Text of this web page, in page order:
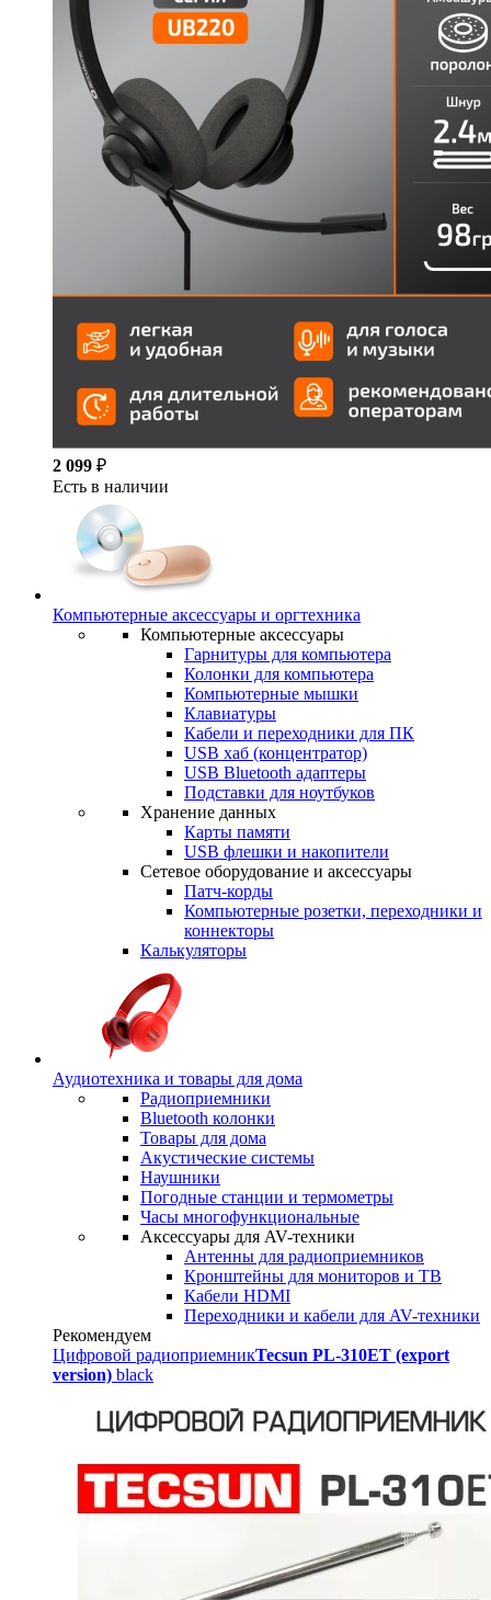
2 099 ₽
Есть в наличии
Компьютерные аксессуары и оргтехника
Компьютерные аксессуары
Гарнитуры для компьютера
Колонки для компьютера
Компьютерные мышки
Клавиатуры
Кабели и переходники для ПК
USB хаб (концентратор)
USB Bluetooth адаптеры
Подставки для ноутбуков
Хранение данных
Карты памяти
USB флешки и накопители
Сетевое оборудование и аксессуары
Патч-корды
Компьютерные розетки, переходники и
коннекторы
Калькуляторы
Аудиотехника и товары для дома
Радиоприемники
Bluetooth колонки
Товары для дома
Акустические системы
Наушники
Погодные станции и термометры
Часы многофункциональные
Аксессуары для AV-техники
Антенны для радиоприемников
Кронштейны для мониторов и ТВ
Кабели HDMI
Переходники и кабели для AV-техники
Рекомендуем
Цифровой радиоприемникTecsun PL-310ET (export
version) black